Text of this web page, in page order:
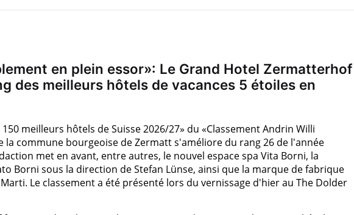
en plein essor»: Le Grand Hotel Zermatterhof
des meilleurs hôtels de vacances 5 étoiles en
meilleurs hôtels de Suisse 2026/27» du «Classement Andrin Willi
la commune bourgeoise de Zermatt s'améliore du rang 26 de l'année
met en avant, entre autres, le nouvel espace spa Vita Borni, la
Borni sous la direction de Stefan Lünse, ainsi que la marque de fabrique
Le classement a été présenté lors du vernissage d'hier au The Dolder